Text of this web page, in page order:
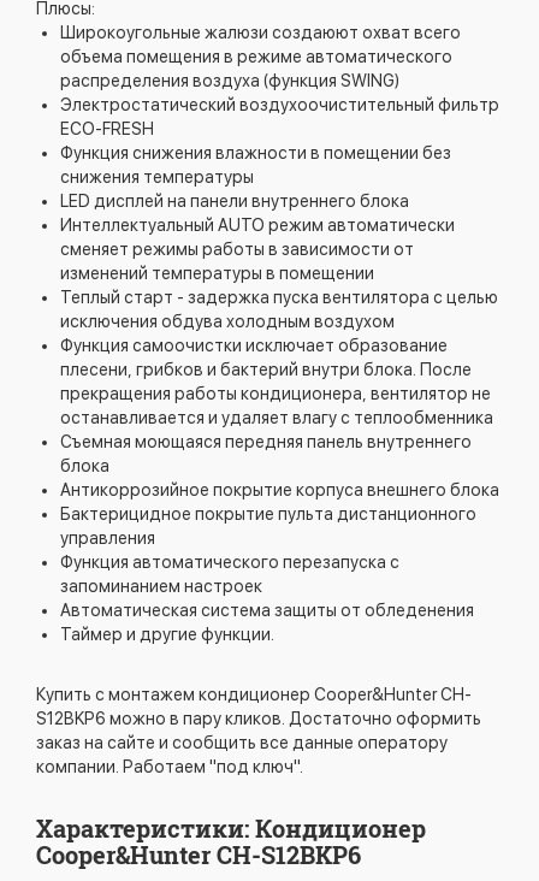
Плюсы:
Широкоугольные жалюзи создаюют охват всего
объема помещения в режиме автоматического
распределения воздуха (функция SWING)
Электростатический воздухоочистительный фильтр
ЕСО-FRESH
Функция снижения влажности в помещении без
снижения температуры
LED дисплей на панели внутреннего блока
Интеллектуальный AUTO режим автоматически
сменяет режимы работы в зависимости от
изменений температуры в помещении
Теплый старт - задержка пуска вентилятора с целью
исключения обдува холодным воздухом
Функция самоочистки исключает образование
плесени, грибков и бактерий внутри блока. После
прекращения работы кондиционера, вентилятор не
останавливается и удаляет влагу с теплообменника
Съемная моющаяся передняя панель внутреннего
блока
Антикоррозийное покрытие корпуса внешнего блока
Бактерицидное покрытие пульта дистанционного
управления
Функция автоматического перезапуска с
запоминанием настроек
Автоматическая система защиты от обледенения
Таймер и другие функции.
Купить с монтажем кондиционер Cooper&Hunter CH-
S12BKP6 можно в пару кликов. Достаточно оформить
заказ на сайте и сообщить все данные оператору
компании. Работаем "под ключ".
Характеристики: Кондиционер
Cooper&Hunter CH-S12BKP6